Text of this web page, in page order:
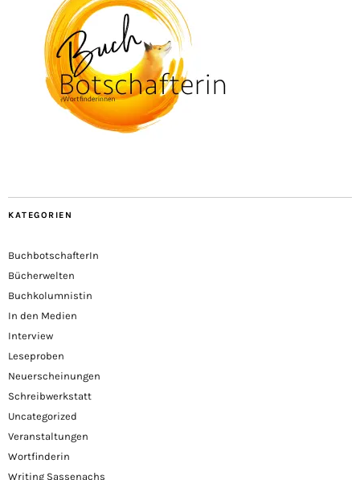
KATEGORIEN
BuchbotschafterIn
Bücherwelten
Buchkolumnistin
In den Medien
Interview
Leseproben
Neuerscheinungen
Schreibwerkstatt
Uncategorized
Veranstaltungen
Wortfinderin
Writing Sassenachs